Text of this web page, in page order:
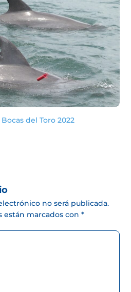
del Toro 2022
no será publicada.
están marcados con*